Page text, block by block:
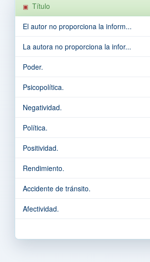
Título
El autor no proporciona la inform...
La autora no proporciona la infor...
Poder.
Psicopolítica.
Negatividad.
Política.
Positividad.
Rendimiento.
Accidente de tránsito.
Afectividad.